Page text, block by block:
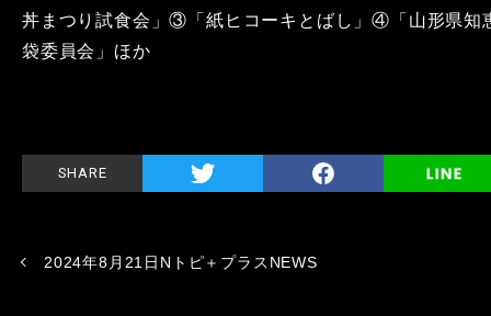
丼まつり試食会」③「紙ヒコーキとばし」④「山形県知
袋委員会」ほか
SHARE
2024年8月21日Nトピ＋プラスNEWS